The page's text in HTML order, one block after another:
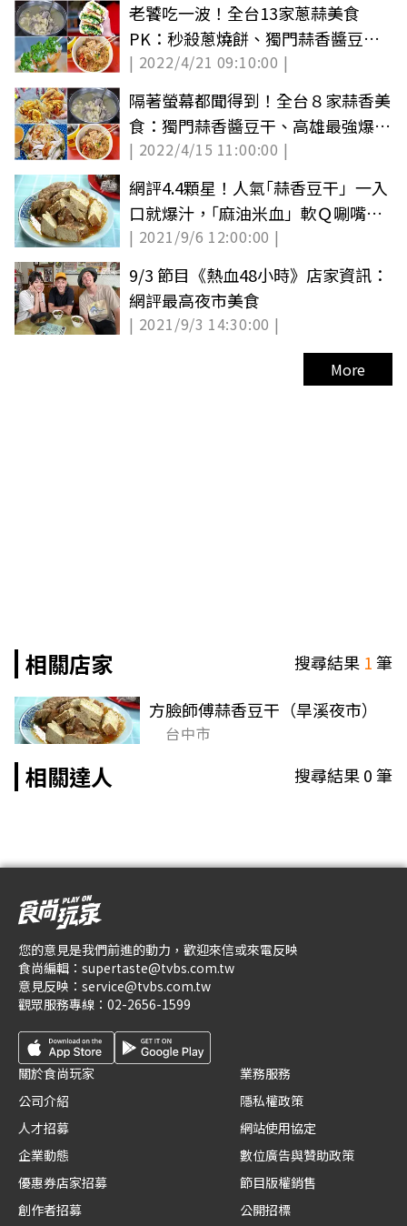
老饕吃一波！全台13家蔥蒜美食
PK：秒殺蔥燒餅、獨門蒜香醬豆
干、蔥鹽章魚燒
| 2022/4/21 09:10:00 |
隔著螢幕都聞得到！全台８家蒜香美
食：獨門蒜香醬豆干、高雄最強爆料
蒜頭雞
| 2022/4/15 11:00:00 |
網評4.4顆星！人氣｢蒜香豆干」一入
口就爆汁，｢麻油米血」軟Ｑ唰嘴也
必吃
| 2021/9/6 12:00:00 |
9/3 節目《熱血48小時》店家資訊：
網評最高夜市美食
| 2021/9/3 14:30:00 |
More
相關店家 搜尋結果 1筆
方臉師傅蒜香豆干（旱溪夜市）
台中市
相關達人 搜尋結果0筆
您的意見是我們前進的動力，歡迎來信或來電反映
食尚編輯： supertaste@tvbs.com.tw
意見反映： service@tvbs.com.tw
觀眾服務專線： 02-2656-1599
關於食尚玩家
公司介紹
人才招募
企業動態
優惠券店家招募
創作者招募
業務服務
隱私權政策
網站使用協定
數位廣告與贊助政策
節目版權銷售
公開招標